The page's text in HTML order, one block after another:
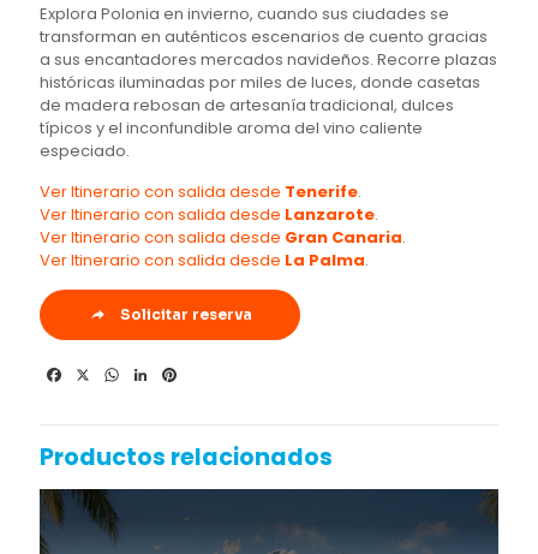
Explora Polonia en invierno, cuando sus ciudades se
transforman en auténticos escenarios de cuento gracias
a sus encantadores mercados navideños. Recorre plazas
históricas iluminadas por miles de luces, donde casetas
de madera rebosan de artesanía tradicional, dulces
típicos y el inconfundible aroma del vino caliente
especiado.
Ver Itinerario con salida desde Tenerife.
Ver Itinerario con salida desde Lanzarote.
Ver Itinerario con salida desde Gran Canaria.
Ver Itinerario con salida desde La Palma.
Solicitar reserva
FacebookWhatsApp
LinkedIn
Productos relacionados